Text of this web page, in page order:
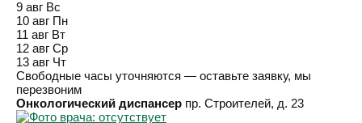
9 авг Вс
10 авг Пн
11 авг Вт
12 авг Ср
13 авг Чт
Свободные часы уточняются — оставьте заявку, мы
перезвоним
Онкологический диспансер пр. Строителей, д. 23